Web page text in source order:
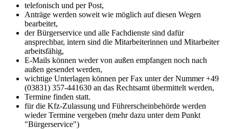
telefonisch und per Post,
Anträge werden soweit wie möglich auf diesen Wegen
bearbeitet,
der Bürgerservice und alle Fachdienste sind dafür
ansprechbar, intern sind die Mitarbeiterinnen und Mitarbeiter
arbeitsfähig,
E-Mails können weder von außen empfangen noch nach
außen gesendet werden,
wichtige Unterlagen können per Fax unter der Nummer +49
(03831) 357-441630 an das Rechtsamt übermittelt werden,
Termine finden statt.
für die Kfz-Zulassung und Führerscheinbehörde werden
wieder Termine vergeben (mehr dazu unter dem Punkt
"Bürgerservice")